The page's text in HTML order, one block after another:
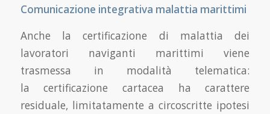
Comunicazione integrativa malattia marittimi
Anche la certificazione di malattia dei
lavoratori naviganti marittimi viene
trasmessa in modalità telematica:
la certificazione cartacea ha carattere
residuale, limitatamente a circoscritte ipotesi